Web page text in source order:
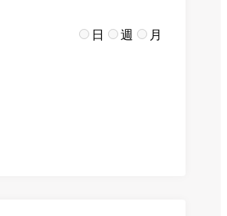
日 週 月